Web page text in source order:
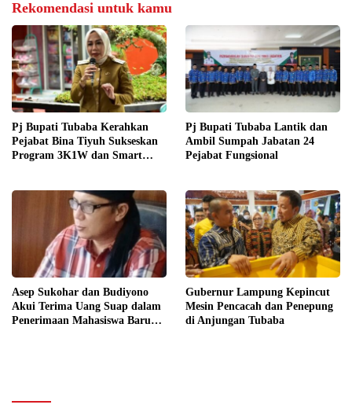
Rekomendasi untuk kamu
Pj Bupati Tubaba Kerahkan
Pejabat Bina Tiyuh Sukseskan
Program 3K1W dan Smart
Pj Bupati Tubaba Lantik dan
Ambil Sumpah Jabatan 24
Pejabat Fungsional
Asep Sukohar dan Budiyono
Akui Terima Uang Suap dalam
Penerimaan Mahasiswa Baru
Gubernur Lampung Kepincut
Mesin Pencacah dan Penepung
di Anjungan Tubaba